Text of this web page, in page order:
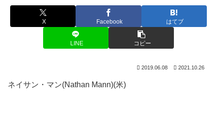
X Facebook はてブ
LINE コピー
2019.06.08 2021.10.26
ネイサン・マン(Nathan Mann)(米)